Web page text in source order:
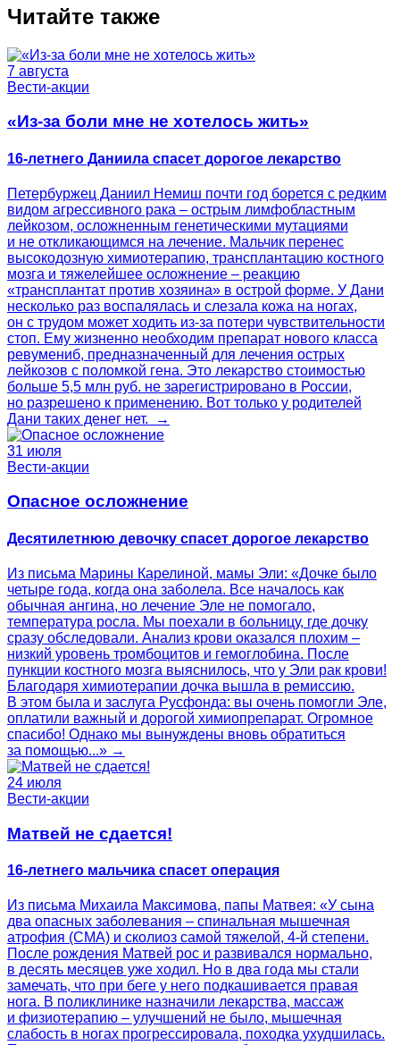
Читайте также
7 августа
Вести-акции
«Из-за боли мне не хотелось жить»
16-летнего Даниила спасет дорогое лекарство
Петербуржец Даниил Немиш почти год борется с редким
видом агрессивного рака – острым лимфобластным
лейкозом, осложненным генетическими мутациями
и не откликающимся на лечение. Мальчик перенес
высокодозную химиотерапию, трансплантацию костного
мозга и тяжелейшее осложнение – реакцию
«трансплантат против хозяина» в острой форме. У Дани
несколько раз воспалялась и слезала кожа на ногах,
он с трудом может ходить из-за потери чувствительности
стоп. Ему жизненно необходим препарат нового класса
ревумениб, предназначенный для лечения острых
лейкозов с поломкой гена. Это лекарство стоимостью
больше 5,5 млн руб. не зарегистрировано в России,
но разрешено к применению. Вот только у родителей
Дани таких денег нет. →
31 июля
Вести-акции
Опасное осложнение
Десятилетнюю девочку спасет дорогое лекарство
Из письма Марины Карелиной, мамы Эли: «Дочке было
четыре года, когда она заболела. Все началось как
обычная ангина, но лечение Эле не помогало,
температура росла. Мы поехали в больницу, где дочку
сразу обследовали. Анализ крови оказался плохим –
низкий уровень тромбоцитов и гемоглобина. После
пункции костного мозга выяснилось, что у Эли рак крови!
Благодаря химиотерапии дочка вышла в ремиссию.
В этом была и заслуга Русфонда: вы очень помогли Эле,
оплатили важный и дорогой химиопрепарат. Огромное
спасибо! Однако мы вынуждены вновь обратиться
за помощью...» →
24 июля
Вести-акции
Матвей не сдается!
16-летнего мальчика спасет операция
Из письма Михаила Максимова, папы Матвея: «У сына
два опасных заболевания – спинальная мышечная
атрофия (СМА) и сколиоз самой тяжелой, 4-й степени.
После рождения Матвей рос и развивался нормально,
в десять месяцев уже ходил. Но в два года мы стали
замечать, что при беге у него подкашивается правая
нога. В поликлинике назначили лекарства, массаж
и физиотерапию – улучшений не было, мышечная
слабость в ногах прогрессировала, походка ухудшилась.